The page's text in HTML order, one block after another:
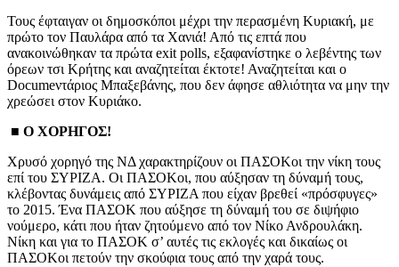
Τους έφταιγαν οι δημοσκόποι μέχρι την περασμένη Κυριακή, με
πρώτο τον Παυλάρα από τα Χανιά! Από τις επτά που
ανακοινώθηκαν τα πρώτα exit polls, εξαφανίστηκε ο λεβέντης των
όρεων τσι Κρήτης και αναζητείται έκτοτε! Αναζητείται και ο
Documeντάριος Μπαξεβάνης, που δεν άφησε αθλιότητα να μην την
χρεώσει στον Κυριάκο.
■ Ο ΧΟΡΗΓΟΣ!
Χρυσό χορηγό της ΝΔ χαρακτηρίζουν οι ΠΑΣΟΚοι την νίκη τους
επί του ΣΥΡΙΖΑ. Οι ΠΑΣΟΚοι, που αύξησαν τη δύναμή τους,
κλέβοντας δυνάμεις από ΣΥΡΙΖΑ που είχαν βρεθεί «πρόσφυγες»
το 2015. Ένα ΠΑΣΟΚ που αύξησε τη δύναμή του σε διψήφιο
νούμερο, κάτι που ήταν ζητούμενο από τον Νίκο Ανδρουλάκη.
Νίκη και για το ΠΑΣΟΚ σ’ αυτές τις εκλογές και δικαίως οι
ΠΑΣΟΚοι πετούν την σκούφια τους από την χαρά τους.